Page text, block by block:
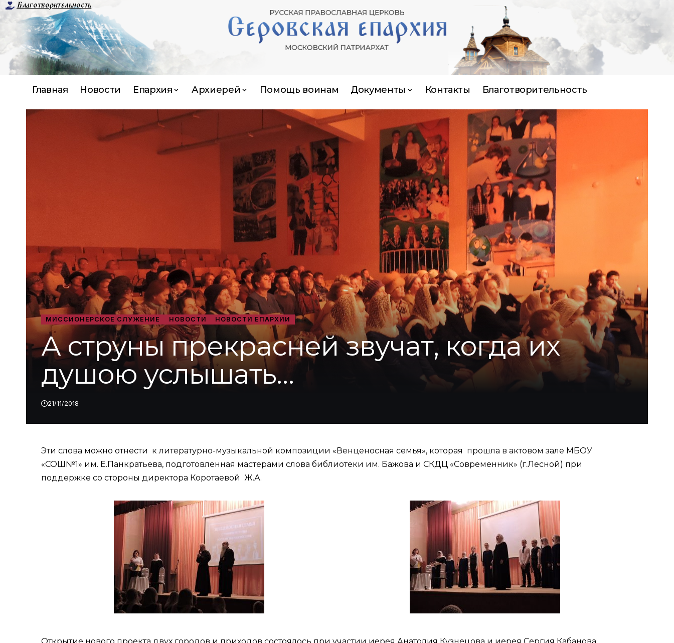
Благотворительность
Главная Новости Епархия Архиерей Помощь воинам Документы Контакты Благотворительность
МИССИОНЕРСКОЕ СЛУЖЕНИЕ НОВОСТИ НОВОСТИ ЕПАРХИИ
А струны прекрасней звучат, когда их
душою услышать…
21/11/2018
Эти слова можно отнести к литературно-музыкальной композиции «Венценосная семья», которая прошла в актовом зале МБОУ
«СОШ№1» им. Е.Панкратьева, подготовленная мастерами слова библиотеки им. Бажова и СКДЦ «Современник» (г.Лесной) при
поддержке со стороны директора Коротаевой Ж.А.